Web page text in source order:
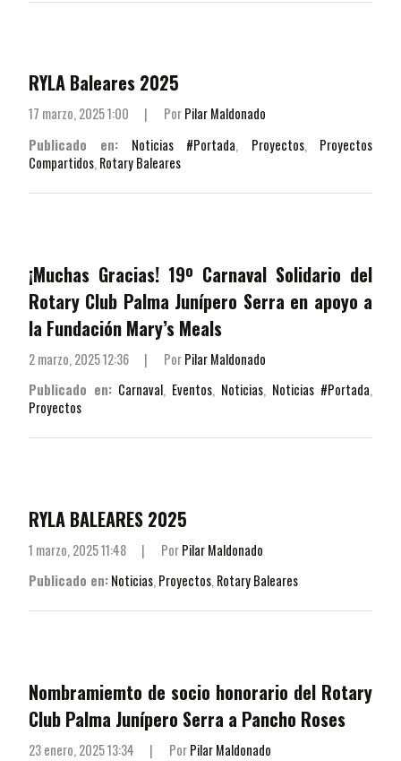
RYLA Baleares 2025
17 marzo, 2025 1:00 | PorPilar Maldonado
Publicado en:
Noticias #Portada, Proyectos, Proyectos
Compartidos, Rotary Baleares
¡Muchas Gracias! 19º Carnaval Solidario del
Rotary Club Palma Junípero Serra en apoyo a
la Fundación Mary’s Meals
2 marzo, 2025 12:36 | PorPilar Maldonado
Publicado en: Carnaval, Eventos, Noticias, Noticias #Portada,
Proyectos
RYLA BALEARES 2025
1 marzo, 2025 11:48 | PorPilar Maldonado
Publicado en:Noticias, Proyectos, Rotary Baleares
Nombramiemto de socio honorario del Rotary
Club Palma Junípero Serra a Pancho Roses
23 enero, 2025 13:34 | PorPilar Maldonado